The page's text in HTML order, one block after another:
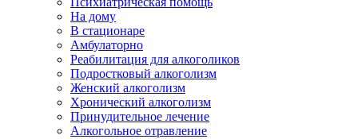
На дому
В стационаре
Амбулаторно
Реабилитация для алкоголиков
Подростковый алкоголизм
Женский алкоголизм
Хронический алкоголизм
Принудительное лечение
Алкогольное отравление